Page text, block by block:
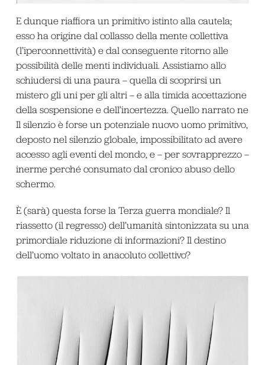
E dunque riaffiora un primitivo istinto alla cautela;
esso ha origine dal collasso della mente collettiva
(l’iperconnettività) e dal conseguente ritorno alle
possibilità delle menti individuali. Assistiamo allo
schiudersi di una paura – quella di scoprirsi un
mistero gli uni per gli altri – e alla timida accettazione
della sospensione e dell’incertezza. Quello narrato ne
Il silenzioè forse un potenziale nuovo uomo primitivo,
deposto nel silenzio globale, impossibilitato ad avere
accesso agli eventi del mondo, e – per sovrapprezzo –
inerme perché consumato dal cronico abuso dello
schermo.
È (sarà) questa forse la Terza guerra mondiale? Il
riassetto (il regresso) dell’umanità sintonizzata su una
primordiale riduzione di informazioni? Il destino
dell’uomo voltato in anacoluto collettivo?